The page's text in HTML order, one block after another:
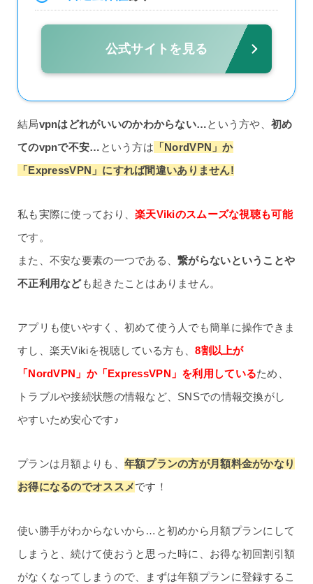
公式サイトを見る
結局vpnはどれがいいのかわからない…という方や、初め
てのvpnで不安… という方は 「NordVPN」か
「ExpressVPN」にすれば間違いありません!
私も実際に使っており、楽天Vikiのスムーズな視聴も可能
です。
また、不安な要素の一つである、繋がらないということや
不正利用なども起きたことはありません。
アプリも使いやすく、初めて使う人でも簡単に操作できま
すし、楽天Vikiを視聴している方も、8割以上が
「NordVPN」か「ExpressVPN」を利用しているため、
トラブルや接続状態の情報など、SNSでの情報交換がし
やすいため安心です♪
プランは月額よりも、 年額プランの方が月額料金がかなり
お得になるのでオススメです！
使い勝手がわからないから…と初めから月額プランにして
しまうと、続けて使おうと思った時に、お得な初回割引額
がなくなってしまうので、まずは年額プランに登録するこ